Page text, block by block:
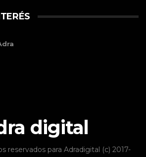
digital
reservados para Adradigital (c) 2017-